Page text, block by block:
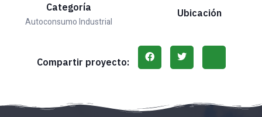
Categoría
Autoconsumo Industrial
Ubicación
Compartir proyecto: